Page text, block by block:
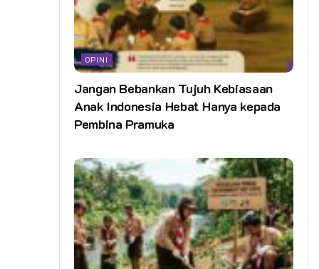
OPINI
Jangan Bebankan Tujuh Kebiasaan
Anak Indonesia Hebat Hanya kepada
Pembina Pramuka